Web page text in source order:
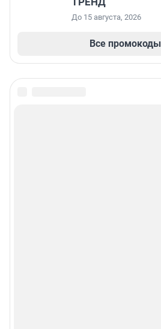
До 15 августа, 2026
Все промокоды